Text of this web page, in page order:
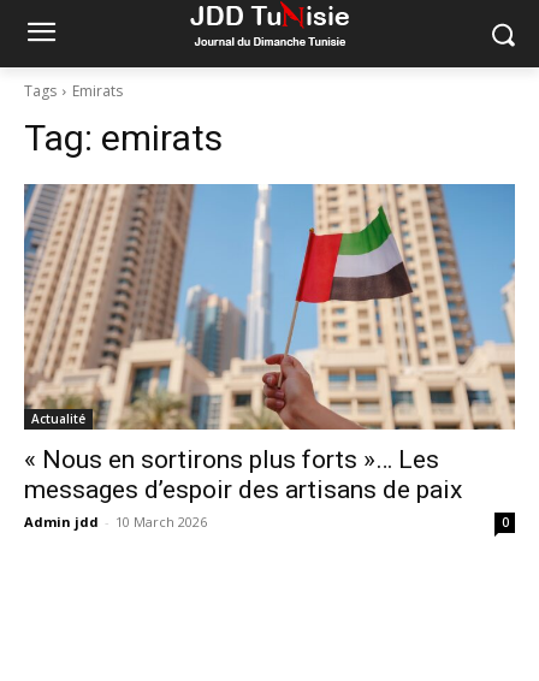
Tags Emirats
Tag: emirats
Actualité
« Nous en sortirons plus forts »… Les
messages d’espoir des artisans de paix
Admin jdd - 10 March 2026 0